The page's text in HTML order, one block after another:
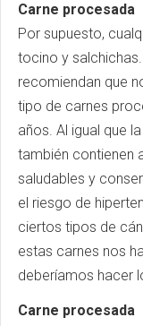
Carne procesada
Por supuesto,
tocino y
recomiendan que
tipo de carnes
años. Al igual que
también contienen
saludables y
el riesgo de
ciertos tipos de
estas carnes nos
deberíamos hacer
Carne procesada